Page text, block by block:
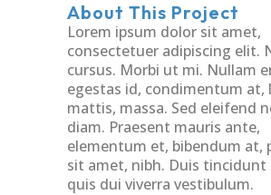
About This Project
Lorem ipsum dolor sit amet,
consectetuer adipiscing elit.
cursus. Morbi ut mi. Nullam
egestas id, condimentum at,
mattis, massa. Sed eleifend
diam. Praesent mauris ante,
elementum et, bibendum at,
sit amet, nibh. Duis tincidunt
quis dui viverra vestibulum.